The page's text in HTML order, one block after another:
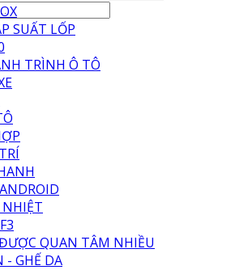
SUẤT LỐP
TRÌNH Ô TÔ
NHIỆT
QUAN TÂM NHIỀU
- GHẾ DA